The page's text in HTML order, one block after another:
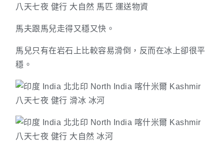
馬夫跟馬兒走得又穩又快。
馬兒只有在岩石上比較容易滑倒，反而在冰上卻很平
穩。